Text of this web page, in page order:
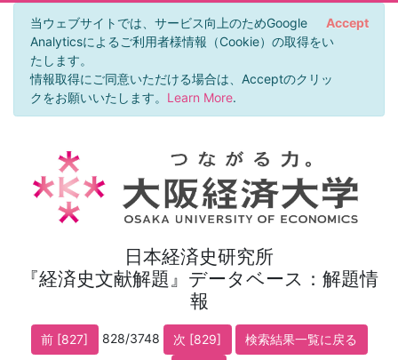
当ウェブサイトでは、サービス向上のためGoogle
Analyticsによるご利用者様情報（Cookie）の取得をい
たします。
情報取得にご同意いただける場合は、Acceptのクリッ
クをお願いいたします。 Learn More.
Accept
日本経済史研究所
『経済史文献解題』データベース：解題情
報
前 [827] 828/3748 次 [829]
検索結果一覧に戻る